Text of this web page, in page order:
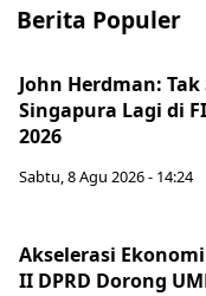
Berita Populer
John Herdman:
Singapura Lagi di
2026
Sabtu, 8 Agu 2026 - 14:24
Akselerasi
II DPRD Dorong